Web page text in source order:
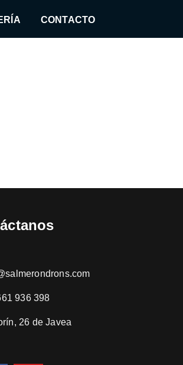
CONTACTO
936 398
26 de Javea